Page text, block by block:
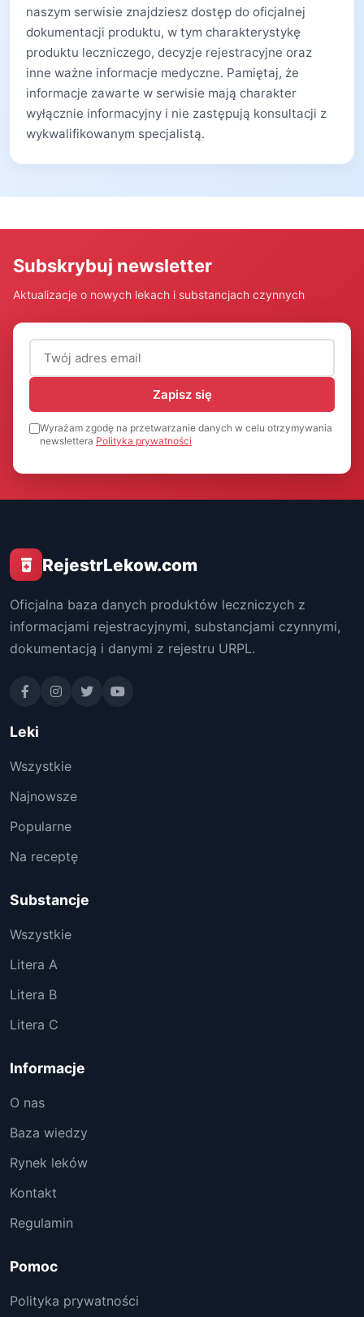
naszym serwisie znajdziesz dostęp do oficjalnej
dokumentacji produktu, w tym charakterystykę
produktu leczniczego, decyzje rejestracyjne oraz
inne ważne informacje medyczne. Pamiętaj, że
informacje zawarte w serwisie mają charakter
wyłącznie informacyjny i nie zastępują konsultacji z
wykwalifikowanym specjalistą.
Subskrybuj newsletter
Aktualizacje o nowych lekach i substancjach czynnych
Adres email (wymagany)
Zapisz się
Wyrażam zgodę na przetwarzanie danych w celu otrzymywania
newslettera Polityka prywatności
RejestrLekow.com
Oficjalna baza danych produktów leczniczych z
informacjami rejestracyjnymi, substancjami czynnymi,
dokumentacją i danymi z rejestru URPL.
Leki
Wszystkie
Najnowsze
Popularne
Na receptę
Substancje
Wszystkie
Litera A
Litera B
Litera C
Informacje
O nas
Baza wiedzy
Rynek leków
Kontakt
Regulamin
Pomoc
Polityka prywatności